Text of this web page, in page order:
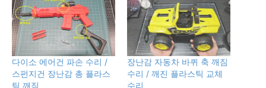
다이소 에어건 파손 수리 /
스펀지건 장난감 총 플라스
틱 깨짐
장난감 자동차 바퀴 축 깨짐
수리 / 깨진 플라스틱 교체
수리